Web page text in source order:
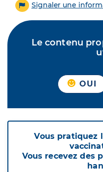
Signaler une
Le contenu
OUI
Vous pratiquez
Vous recevez des